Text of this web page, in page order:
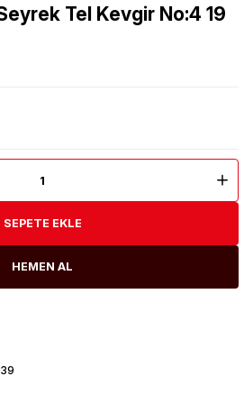
Tel Kevgir No:4 19
SEPETE EKLE
HEMEN AL